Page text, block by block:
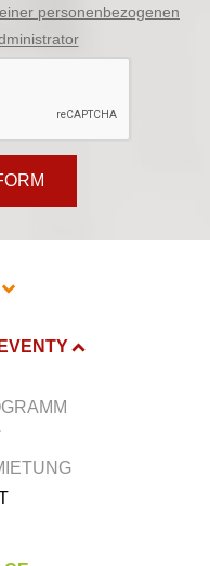
personenbezogenen